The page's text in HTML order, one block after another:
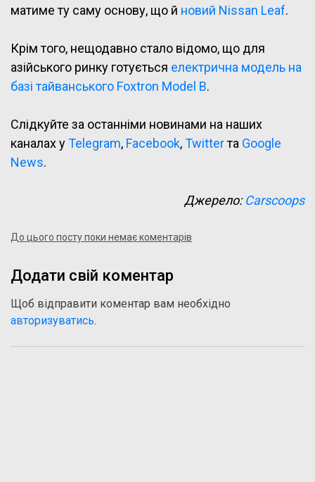
матиме ту саму основу, що й новий Nissan Leaf.
Крім того, нещодавно стало відомо, що для
азійського ринку готується електрична модель на
базі тайванського Foxtron Model B.
Слідкуйте за останніми новинами на наших
каналах уTelegram, Facebook,Twitterта Google
News.
Джерело:Carscoops
До цього посту поки немає коментарів
Додати свій коментар
Щоб відправити коментар вам необхідно
авторизуватись.